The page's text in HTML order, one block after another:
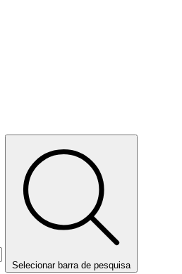
Selecionar barra de pesquisa